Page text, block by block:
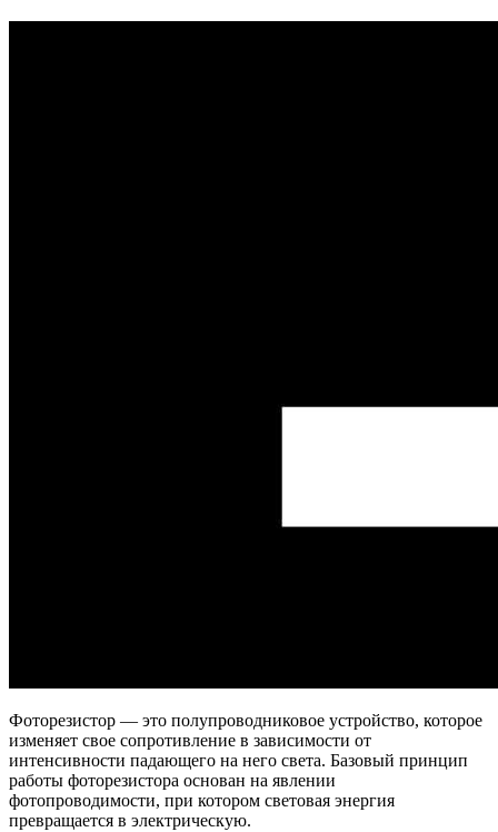
Фоторезистор — это полупроводниковое устройство, которое
изменяет свое сопротивление в зависимости от
интенсивности падающего на него света. Базовый принцип
работы фоторезистора основан на явлении
фотопроводимости, при котором световая энергия
превращается в электрическую.